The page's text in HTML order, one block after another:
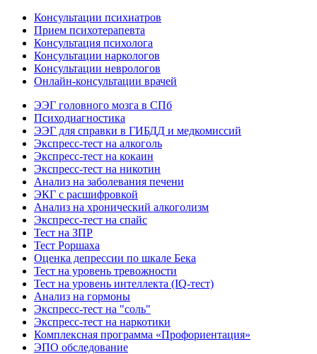
Консультации психиатров
Прием психотерапевта
Консультация психолога
Консультации наркологов
Консультации неврологов
Онлайн-консультации врачей
ЭЭГ головного мозга в СПб
Психодиагностика
ЭЭГ для справки в ГИБДД и медкомиссий
Экспресс-тест на алкоголь
Экспресс-тест на кокаин
Экспресс-тест на никотин
Анализ на заболевания печени
ЭКГ с расшифровкой
Анализ на хронический алкоголизм
Экспресс-тест на спайс
Тест на ЗПР
Тест Роршаха
Оценка депрессии по шкале Бека
Тест на уровень тревожности
Тест на уровень интеллекта (IQ-тест)
Анализ на гормоны
Экспресс-тест на "соль"
Экспресс-тест на наркотики
Комплексная программа «Профориентация»
ЭПО обследование